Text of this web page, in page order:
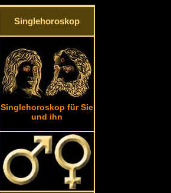
Singlehoroskop
Singlehoroskop für Sie
und ihn